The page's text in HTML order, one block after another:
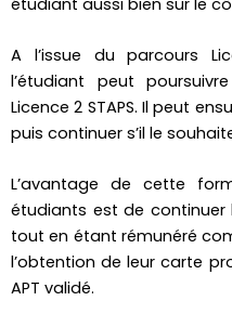
A l’issue du parcours
l’étudiant peut
Licence 2 STAPS. Il peut
puis continuer s’il le
L’avantage de cette
étudiants est de continuer
tout en étant rémunéré
l’obtention de leur carte
APT validé.